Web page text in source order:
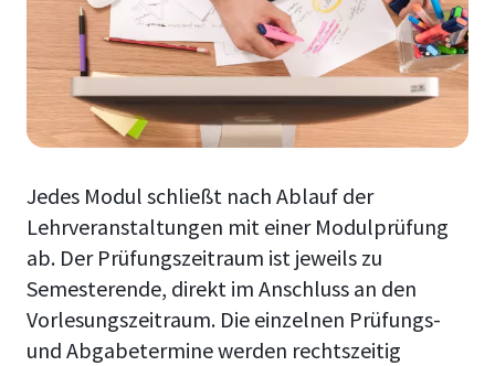
Jedes Modul schließt nach Ablauf der
Lehrveranstaltungen mit einer Modulprüfung
ab. Der Prüfungszeitraum ist jeweils zu
Semesterende, direkt im Anschluss an den
Vorlesungszeitraum. Die einzelnen Prüfungs-
und Abgabetermine werden rechtszeitig